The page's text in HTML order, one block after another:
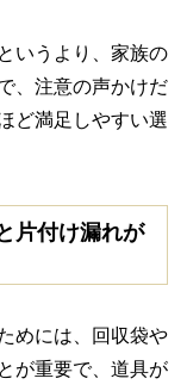
いうより、家族の
、注意の声かけだ
ど満足しやすい選
片付け漏れが
めには、回収袋や
が重要で、道具が